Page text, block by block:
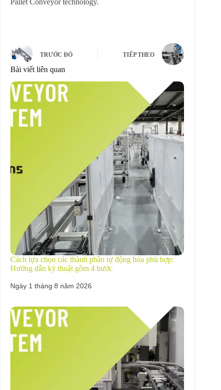
Pallet Conveyor technology.
TRƯỚC ĐÓ TIẾP THEO
Bài viết liên quan
Cách lựa chọn các thành phần tự động hóa phù hợp:
Hướng dẫn kỹ thuật gồm 4 bước
Ngày 1 tháng 8 năm 2026